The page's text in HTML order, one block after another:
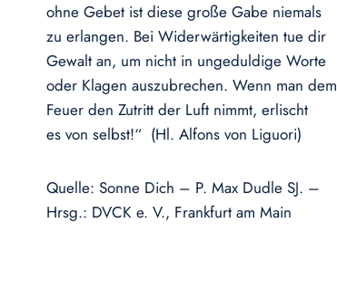
ohne Gebet ist diese große Gabe niemals
zu erlangen. Bei Widerwärtigkeiten tue dir
Gewalt an, um nicht in ungeduldige Worte
oder Klagen auszubrechen. Wenn man dem
Feuer den Zutritt der Luft nimmt, erlischt
es von selbst!“ (Hl. Alfons von Liguori)
Quelle: Sonne Dich – P. Max Dudle SJ. –
Hrsg.: DVCK e. V., Frankfurt am Main